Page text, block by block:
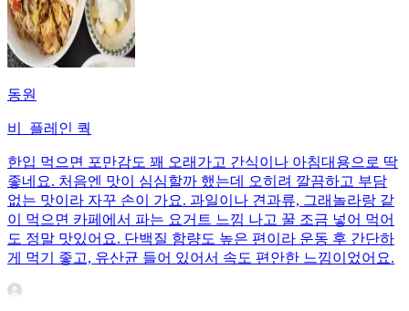
동원
비_플레인 쿽
한입 먹으면 포만감도 꽤 오래가고 간식이나 아침대용으로 딱
좋네요. 처음엔 맛이 심심할까 했는데 오히려 깔끔하고 부담
없는 맛이라 자꾸 손이 가요. 과일이나 견과류, 그래놀라랑 같
이 먹으면 카페에서 파는 요거트 느낌 나고 꿀 조금 넣어 먹어
도 정말 맛있어요. 단백질 함량도 높은 편이라 운동 후 간단하
게 먹기 좋고, 유산균 들어 있어서 속도 편안한 느낌이었어요.